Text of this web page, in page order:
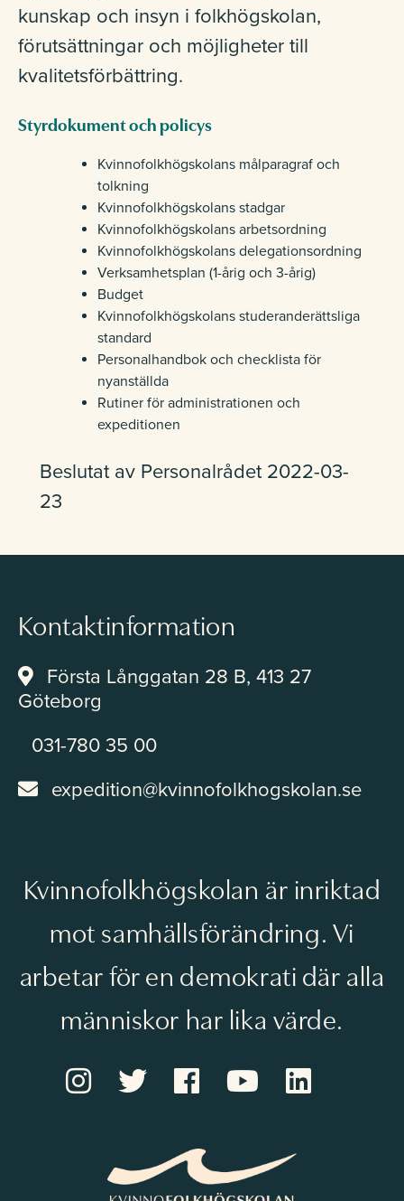
kunskap och insyn i folkhögskolan,
förutsättningar och möjligheter till
kvalitetsförbättring.
Styrdokument och policys
Kvinnofolkhögskolans målparagraf och
tolkning
Kvinnofolkhögskolans stadgar
Kvinnofolkhögskolans arbetsordning
Kvinnofolkhögskolans delegationsordning
Verksamhetsplan (1-årig och 3-årig)
Budget
Kvinnofolkhögskolans studeranderättsliga
standard
Personalhandbok och checklista för
nyanställda
Rutiner för administrationen och
expeditionen
Beslutat av Personalrådet 2022-03-
23
Kontaktinformation
Första Långgatan 28 B, 413 27
Göteborg
031-780 35 00
expedition@kvinnofolkhogskolan.se
Kvinnofolkhögskolan är inriktad
mot samhällsförändring. Vi
arbetar för en demokrati där alla
människor har lika värde.